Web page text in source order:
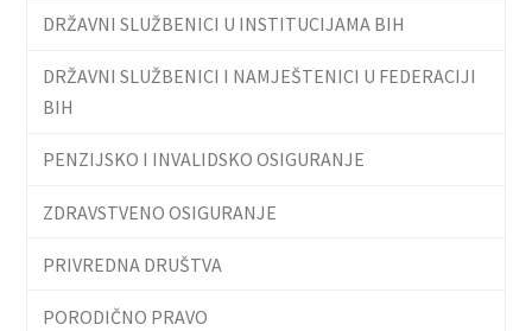
DRŽAVNI SLUŽBENICI U INSTITUCIJAMA BIH
DRŽAVNI SLUŽBENICI I NAMJEŠTENICI U FEDERACIJI
BIH
PENZIJSKO I INVALIDSKO OSIGURANJE
ZDRAVSTVENO OSIGURANJE
PRIVREDNA DRUŠTVA
PORODIČNO PRAVO